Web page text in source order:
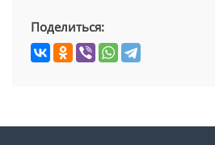
Поделиться: